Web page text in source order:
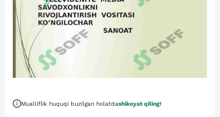
Mualliflik huquqi buzilgan holatdashikoyat qiling!